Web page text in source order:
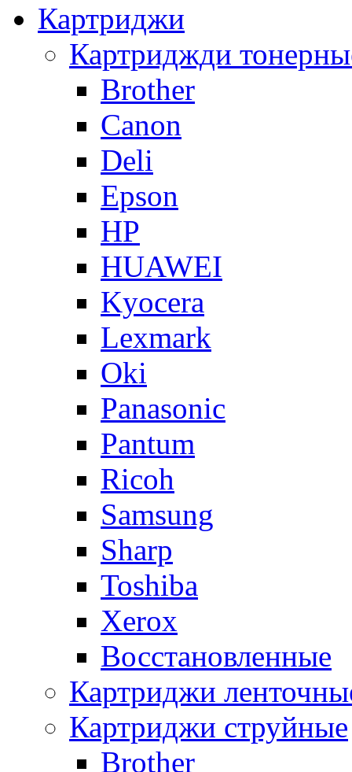
Картриджи
Картриджди
Brother
Canon
Deli
Epson
HP
HUAWEI
Kyocera
Lexmark
Oki
Panasonic
Pantum
Ricoh
Samsung
Sharp
Toshiba
Xerox
Восстановленные
Картриджи
Картриджи струйные
Brother